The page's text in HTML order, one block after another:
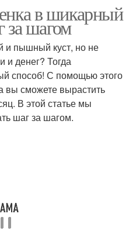
в шикарный
за шагом
и пышный куст, но не
и денег? Тогда
способ! С помощью этого
вы сможете вырастить
В этой статье мы
шаг за шагом.